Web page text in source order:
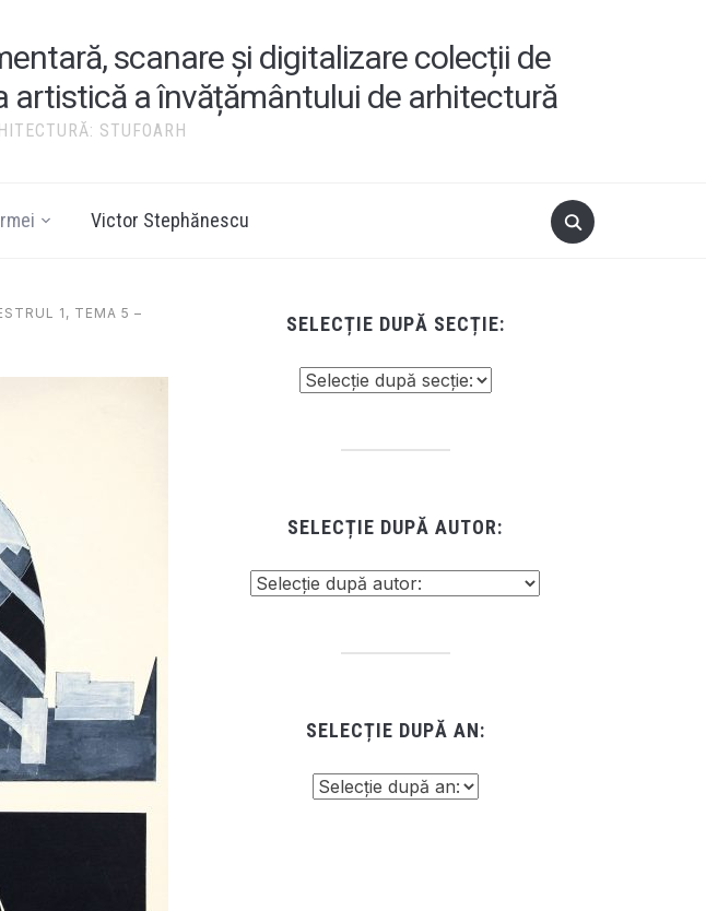
scanare și digitalizare colecții de
a învățământului de arhitectură
STUFOARH
Victor Stephănescu
1, TEMA 5 –
SELECȚIE DUPĂ SECȚIE:
SELECȚIE DUPĂ AUTOR:
SELECȚIE DUPĂ AN: